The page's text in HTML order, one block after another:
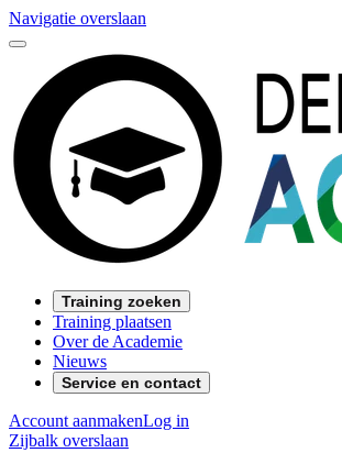
Navigatie overslaan
Training zoeken
Training plaatsen
Over de Academie
Nieuws
Service en contact
Account aanmakenLog in
Zijbalk overslaan